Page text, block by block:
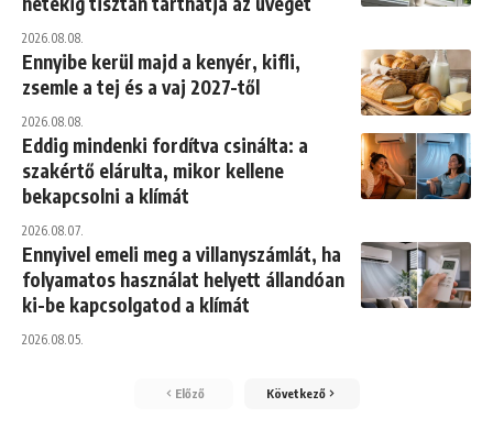
2026.08.08.
Ennyibe kerül majd a kenyér, kifli,
zsemle a tej és a vaj 2027-től
2026.08.08.
Eddig mindenki fordítva csinálta: a
szakértő elárulta, mikor kellene
bekapcsolni a klímát
2026.08.07.
Ennyivel emeli meg a villanyszámlát, ha
folyamatos használat helyett állandóan
ki-be kapcsolgatod a klímát
2026.08.05.
Előző Következő